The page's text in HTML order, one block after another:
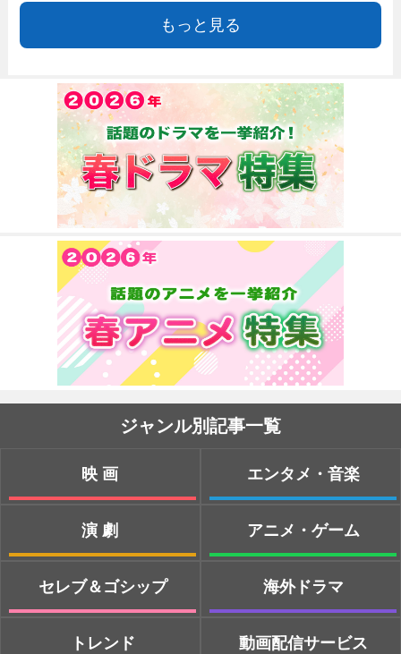
もっと見る
ジャンル別記事一覧
映画
演劇
セレブ＆ゴシップ
トレンド
エンタメ・音楽
アニメ・ゲーム
海外ドラマ
動画配信サービス